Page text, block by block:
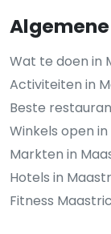
Wat te doen in
Activiteiten in
Beste
Winkels open
Markten in
Hotels in
Fitness